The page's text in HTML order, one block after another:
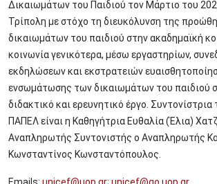
Δικαιωμάτων του Παιδιού τον Μάρτιο του
Τρίπολη με στόχο τη διευκόλυνση της
δικαιωμάτων του παιδιού στην ακαδημαϊκή
κοινωνία γενικότερα, μέσω εργαστηρίων,
εκδηλώσεων και εκστρατειών
ενσωμάτωσης των δικαιωμάτων του παιδιού
διδακτικό και ερευνητικό έργο. Συντονίστρια
ΠΑΠΕΛ είναι η Καθηγήτρια Ευθαλία (Έλια)
Αναπληρωτής Συντονιστής ο Αναπληρωτής
Κωνσταντίνος Κωνσταντόπουλος.